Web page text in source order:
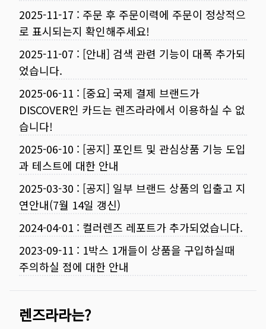
2025-11-17 : 주문 후 주문이력에 주문이 정상적으
로 표시되는지 확인해주세요!
2025-11-07 : [안내] 검색 관련 기능이 대폭 추가되
었습니다.
2025-06-11 : [중요] 국제 결제 브랜드가
DISCOVER인 카드는 렌즈라라에서 이용하실 수 없
습니다!
2025-06-10 : [공지] 포인트 및 관심상품 기능 도입
과 테스트에 대한 안내
2025-03-30 : [공지] 일부 브랜드 상품의 입출고 지
연안내(7월 14일 갱신)
2024-04-01 : 컬러렌즈 레포트가 추가되었습니다.
2023-09-11 : 1박스 1개들이 상품을 구입하실때
주의하실 점에 대한 안내
렌즈라라는?